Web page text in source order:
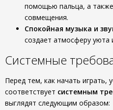
помощью пальца, а
совмещения.
Спокойная музыка и
создает атмосферу уюта
Системные
Перед тем, как начать играть,
соответствует системным
выглядят следующим образом: